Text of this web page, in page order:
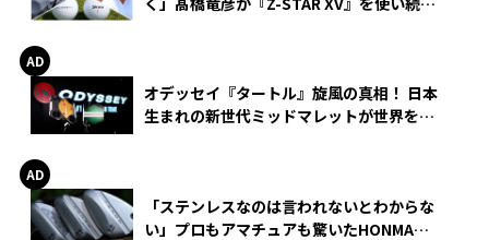
オデッセイ『タートル』旋風の真相！ 日本
生まれの新世代ミッドマレットが世界を席
「ステンレスなのは言われないとわからな
い」プロもアマチュアも驚いたHONMA